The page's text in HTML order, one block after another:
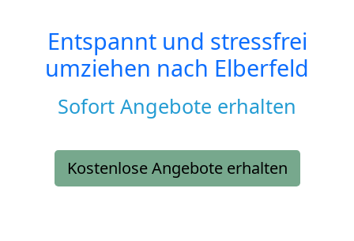
Entspannt und stressfrei
umziehen nach Elberfeld
Sofort Angebote erhalten
Kostenlose Angebote erhalten